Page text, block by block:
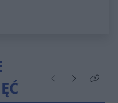
Poprzednie
NastępneKliknij